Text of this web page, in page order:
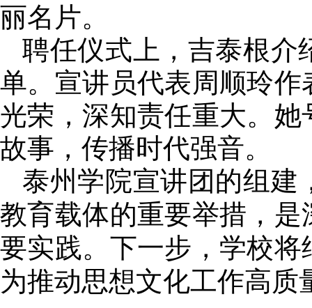
丽名片。
聘任仪式上，吉泰根介
单。宣讲员代表周顺玲
光荣，深知责任重大。
故事，传播时代强音。
泰州学院宣讲团的组建
教育载体的重要举措，
要实践。下一步，学校
为推动思想文化工作高质